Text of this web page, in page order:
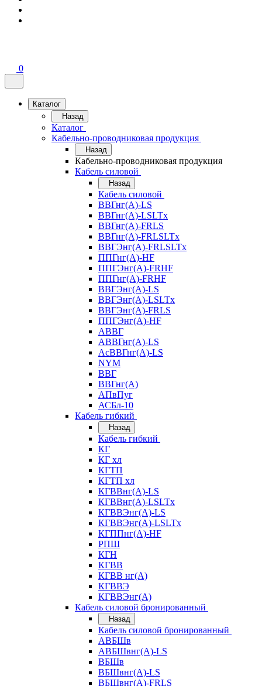
0
Каталог
Назад
Каталог
Кабельно-проводниковая продукция
Назад
Кабельно-проводниковая продукция
Кабель силовой
Назад
Кабель силовой
ВВГнг(А)-LS
ВВГнг(А)-LSLTx
ВВГнг(А)-FRLS
ВВГнг(А)-FRLSLTx
ВВГЭнг(А)-FRLSLTx
ППГнг(А)-HF
ППГЭнг(А)-FRHF
ППГнг(А)-FRHF
ВВГЭнг(А)-LS
ВВГЭнг(А)-LSLTx
ВВГЭнг(А)-FRLS
ППГЭнг(А)-HF
АВВГ
АВВГнг(А)-LS
АсВВГнг(А)-LS
NYM
ВВГ
ВВГнг(А)
АПвПуг
АСБл-10
Кабель гибкий
Назад
Кабель гибкий
КГ
КГ хл
КГТП
КГТП хл
КГВВнг(А)-LS
КГВВнг(А)-LSLTx
КГВВЭнг(А)-LS
КГВВЭнг(А)-LSLTx
КГППнг(А)-HF
РПШ
КГН
КГВВ
КГВВ нг(А)
КГВВЭ
КГВВЭнг(А)
Кабель силовой бронированный
Назад
Кабель силовой бронированный
АВБШв
АВБШвнг(А)-LS
ВБШв
ВБШвнг(А)-LS
ВБШвнг(А)-FRLS